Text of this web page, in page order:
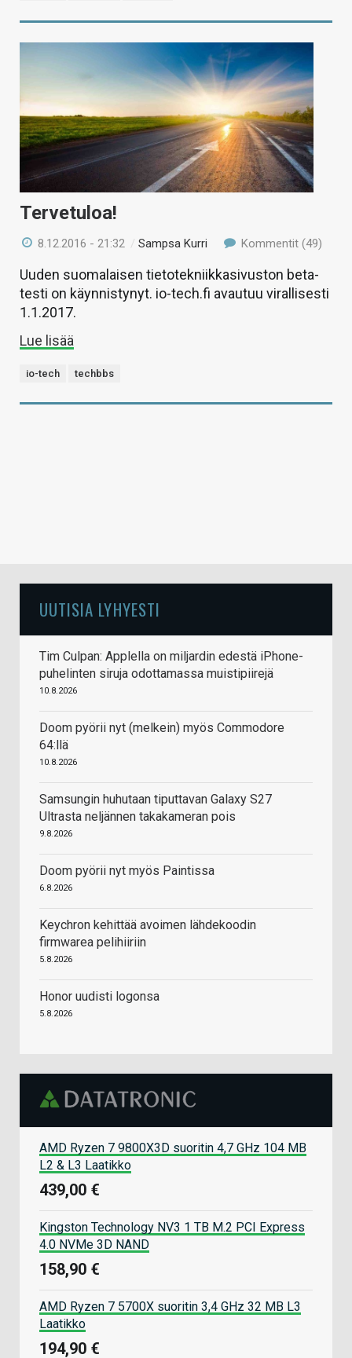
Tervetuloa!
8.12.2016 - 21:32 /Sampsa Kurri Kommentit (49)
Uuden suomalaisen tietotekniikkasivuston beta-
testi on käynnistynyt. io-tech.fi avautuu virallisesti
1.1.2017.
Lue lisää
io-tech techbbs
UUTISIA LYHYESTI
Tim Culpan: Applella on miljardin edestä iPhone-
puhelinten siruja odottamassa muistipiirejä
10.8.2026
Doom pyörii nyt (melkein) myös Commodore
64:llä
10.8.2026
Samsungin huhutaan tiputtavan Galaxy S27
Ultrasta neljännen takakameran pois
9.8.2026
Doom pyörii nyt myös Paintissa
6.8.2026
Keychron kehittää avoimen lähdekoodin
firmwarea pelihiiriin
5.8.2026
Honor uudisti logonsa
5.8.2026
AMD Ryzen 7 9800X3D suoritin 4,7 GHz 104 MB
L2 & L3 Laatikko
439,00 €
Kingston Technology NV3 1 TB M.2 PCI Express
4.0 NVMe 3D NAND
158,90 €
AMD Ryzen 7 5700X suoritin 3,4 GHz 32 MB L3
Laatikko
194,90 €